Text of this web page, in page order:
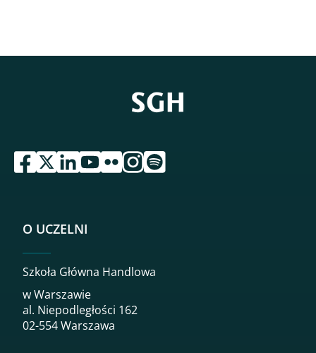
przejdź do serwisu facebook sgh
przejdź do serwisu twitter sgh
przejdź do serwisu linkedin sgh
przejdź do serwisu youtube sgh
przejdź do serwisu flickr sgh
przejdź do serwisu instagram sgh
przejdź do serwisu spotify sgh
O UCZELNI
Szkoła Główna Handlowa
w Warszawie
al. Niepodległości 162
02-554 Warszawa